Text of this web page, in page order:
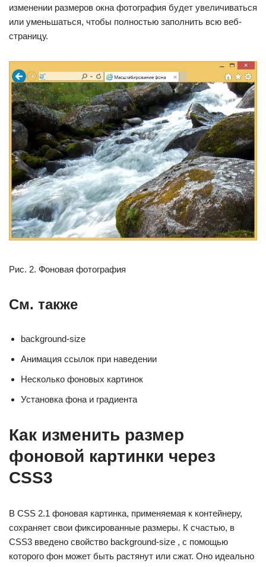
изменении размеров окна фотография будет увеличиваться
или уменьшаться, чтобы полностью заполнить всю веб-
страницу.
Рис. 2. Фоновая фотография
См. также
background-size
Анимация ссылок при наведении
Несколько фоновых картинок
Установка фона и градиента
Как изменить размер
фоновой картинки через
CSS3
В CSS 2.1 фоновая картинка, применяемая к контейнеру,
сохраняет свои фиксированные размеры. К счастью, в
CSS3 введено свойство background-size , с помощью
которого фон может быть растянут или сжат. Оно идеально